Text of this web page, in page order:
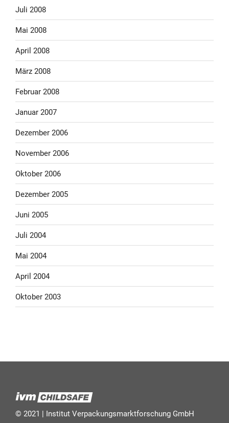
Juli 2008
Mai 2008
April 2008
März 2008
Februar 2008
Januar 2007
Dezember 2006
November 2006
Oktober 2006
Dezember 2005
Juni 2005
Juli 2004
Mai 2004
April 2004
Oktober 2003
© 2021 | Institut Verpackungsmarktforschung GmbH